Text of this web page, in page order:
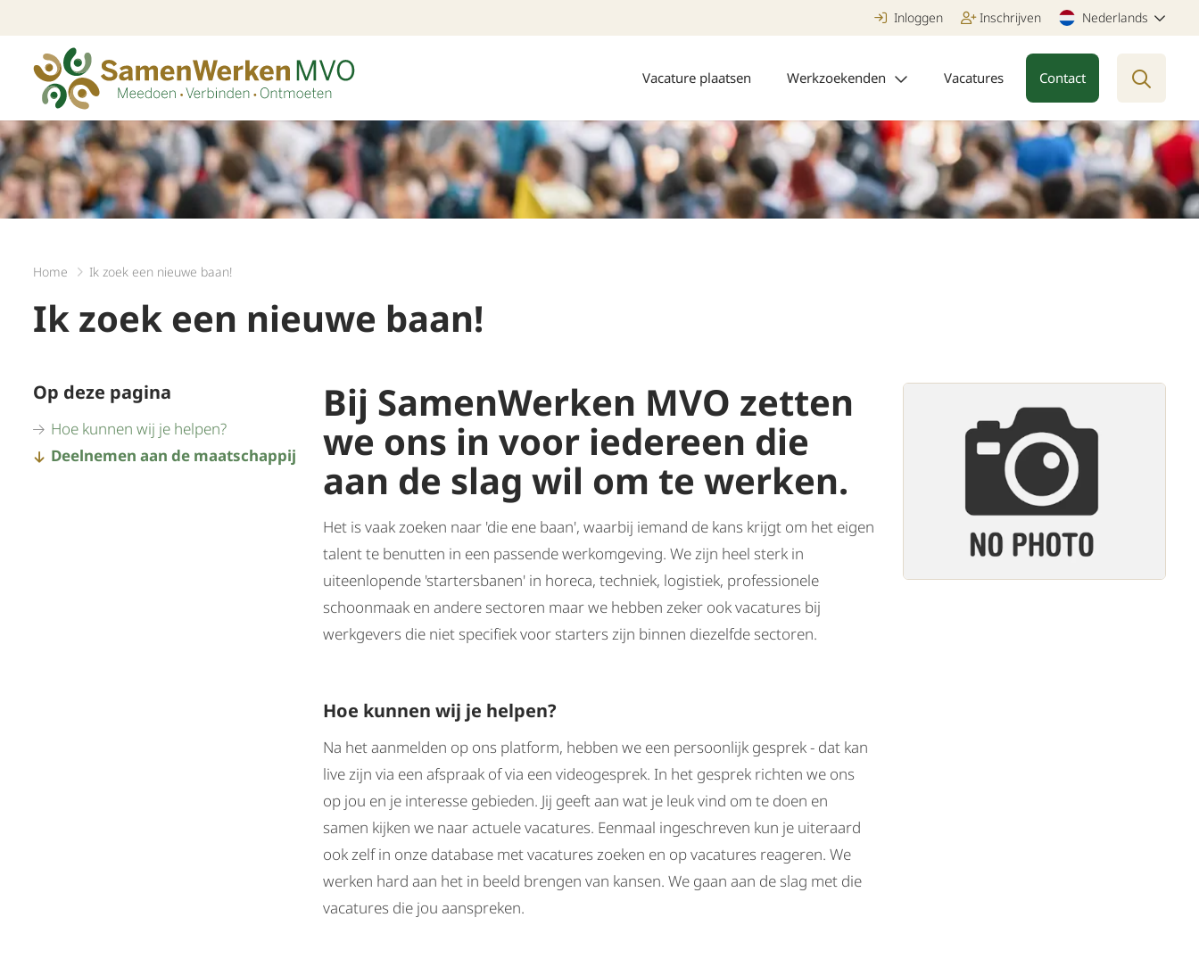
Home Ik zoek een nieuwe baan!
Ik zoek een nieuwe baan!
Op deze pagina
Hoe kunnen wij je helpen?
Deelnemen aan de maatschappij
Bij SamenWerken MVO zetten
we ons in voor iedereen die
aan de slag wil om te werken.
Het is vaak zoeken naar 'die ene baan', waarbij iemand de kans krijgt om het eigen
talent te benutten in een passende werkomgeving. We zijn heel sterk in
uiteenlopende 'startersbanen' in horeca, techniek, logistiek, professionele
schoonmaak en andere sectoren maar we hebben zeker ook vacatures bij
werkgevers die niet specifiek voor starters zijn binnen diezelfde sectoren.
Hoe kunnen wij je helpen?
Na het aanmelden op ons platform, hebben we een persoonlijk gesprek - dat kan
live zijn via een afspraak of via een videogesprek. In het gesprek richten we ons
op jou en je interesse gebieden. Jij geeft aan wat je leuk vind om te doen en
samen kijken we naar actuele vacatures. Eenmaal ingeschreven kun je uiteraard
ook zelf in onze database met vacatures zoeken en op vacatures reageren. We
werken hard aan het in beeld brengen van kansen. We gaan aan de slag met die
vacatures die jou aanspreken.
Inloggen Inschrijven Nederlands
Vacature plaatsen Werkzoekenden Vacatures Contact